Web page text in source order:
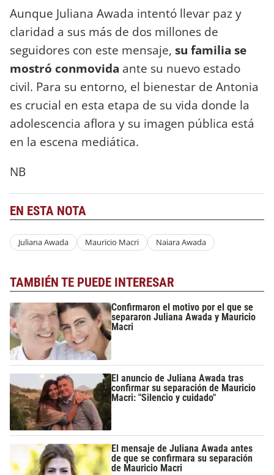
Aunque Juliana Awada intentó llevar paz y
claridad a sus más de dos millones de
seguidores con este mensaje, su familia se
mostró conmovida ante su nuevo estado
civil. Para su entorno, el bienestar de Antonia
es crucial en esta etapa de su vida donde la
adolescencia aflora y su imagen pública está
en la escena mediática.
NB
EN ESTA NOTA
Juliana Awada Mauricio Macri Naiara Awada
TAMBIÉN TE PUEDE INTERESAR
Confirmaron el motivo por el que se
separaron Juliana Awada y Mauricio
Macri
El anuncio de Juliana Awada tras
confirmar su separación de Mauricio
Macri: "Silencio y cuidado"
El mensaje de Juliana Awada antes
de que se confirmara su separación
de Mauricio Macri